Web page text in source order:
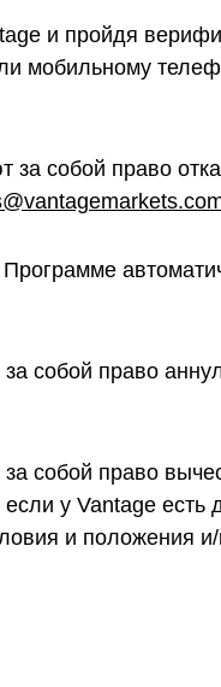
и пройдя
мобильному
за собой право
за собой право
за собой право
у Vantage есть
и положения